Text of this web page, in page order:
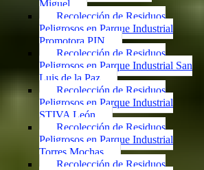
Miguel
Recolección de Residuos
Peligrosos en Parque Industrial
Promotora PIN
Recolección de Residuos
Peligrosos en Parque Industrial San
Luis de la Paz
Recolección de Residuos
Peligrosos en Parque Industrial
STIVA León
Recolección de Residuos
Peligrosos en Parque Industrial
Torres Mochas
Recolección de Residuos